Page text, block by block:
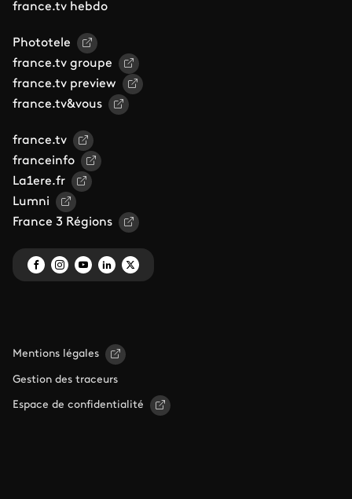
france.tv hebdo
Phototele
france.tv groupe
france.tv preview
france.tv&vous
france.tv
franceinfo
La1ere.fr
Lumni
France 3 Régions
Mentions légales
Gestion des traceurs
Espace de confidentialité